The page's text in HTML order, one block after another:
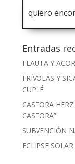
Entradas
FLAUTA Y
FRÍVOLAS Y
CUPLÉ
CASTORA
CASTORA”
SUBVENCIÓN
ECLIPSE